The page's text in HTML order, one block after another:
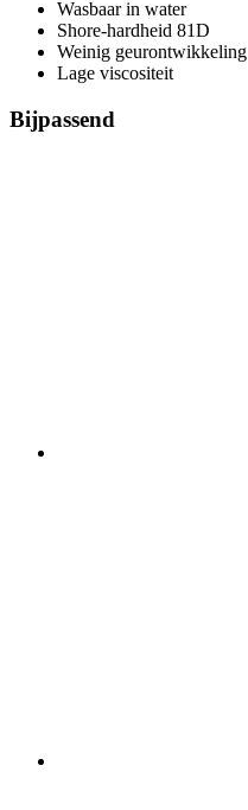
Wasbaar in water
Shore-hardheid 81D
Weinig geurontwikkeling
Lage viscositeit
Bijpassend